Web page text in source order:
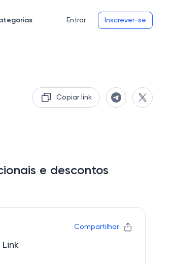
Entrar Inscrever-se
Copiar link
e descontos
Compartilhar